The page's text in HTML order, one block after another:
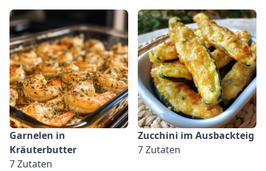
Garnelen in
Kräuterbutter
7 Zutaten
Zucchini im Ausbackteig
7 Zutaten